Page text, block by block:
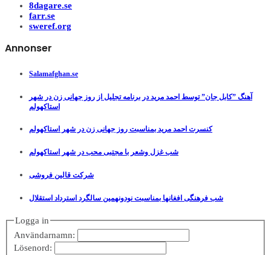
8dagare.se
farr.se
sweref.org
Annonser
Salamafghan.se
آهنگ ”کابل جان” توسط احمد مرید در برنامه تجلیل از روز جهانی زن در شهر
استاکهولم
کنسرت احمد مرید بمناسبت روز جهانی زن در شهر استاکهولم
شب غزل وشعر با مجتبی محب در شهر استاکهولم
شرکت قالین فروشی
شب فرهنگی افغانها بمناسبت نودونهمین سالگرد استرداد استقلال
Logga in
Användarnamn:
Lösenord: